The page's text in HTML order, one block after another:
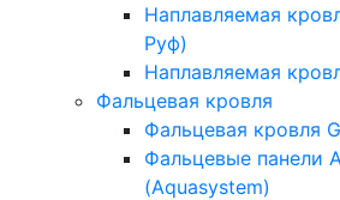
Наплавляемая
Руф)
Наплавляемая
Фальцевая кровля
Фальцевая кровля
Фальцевые панели
(Aquasystem)